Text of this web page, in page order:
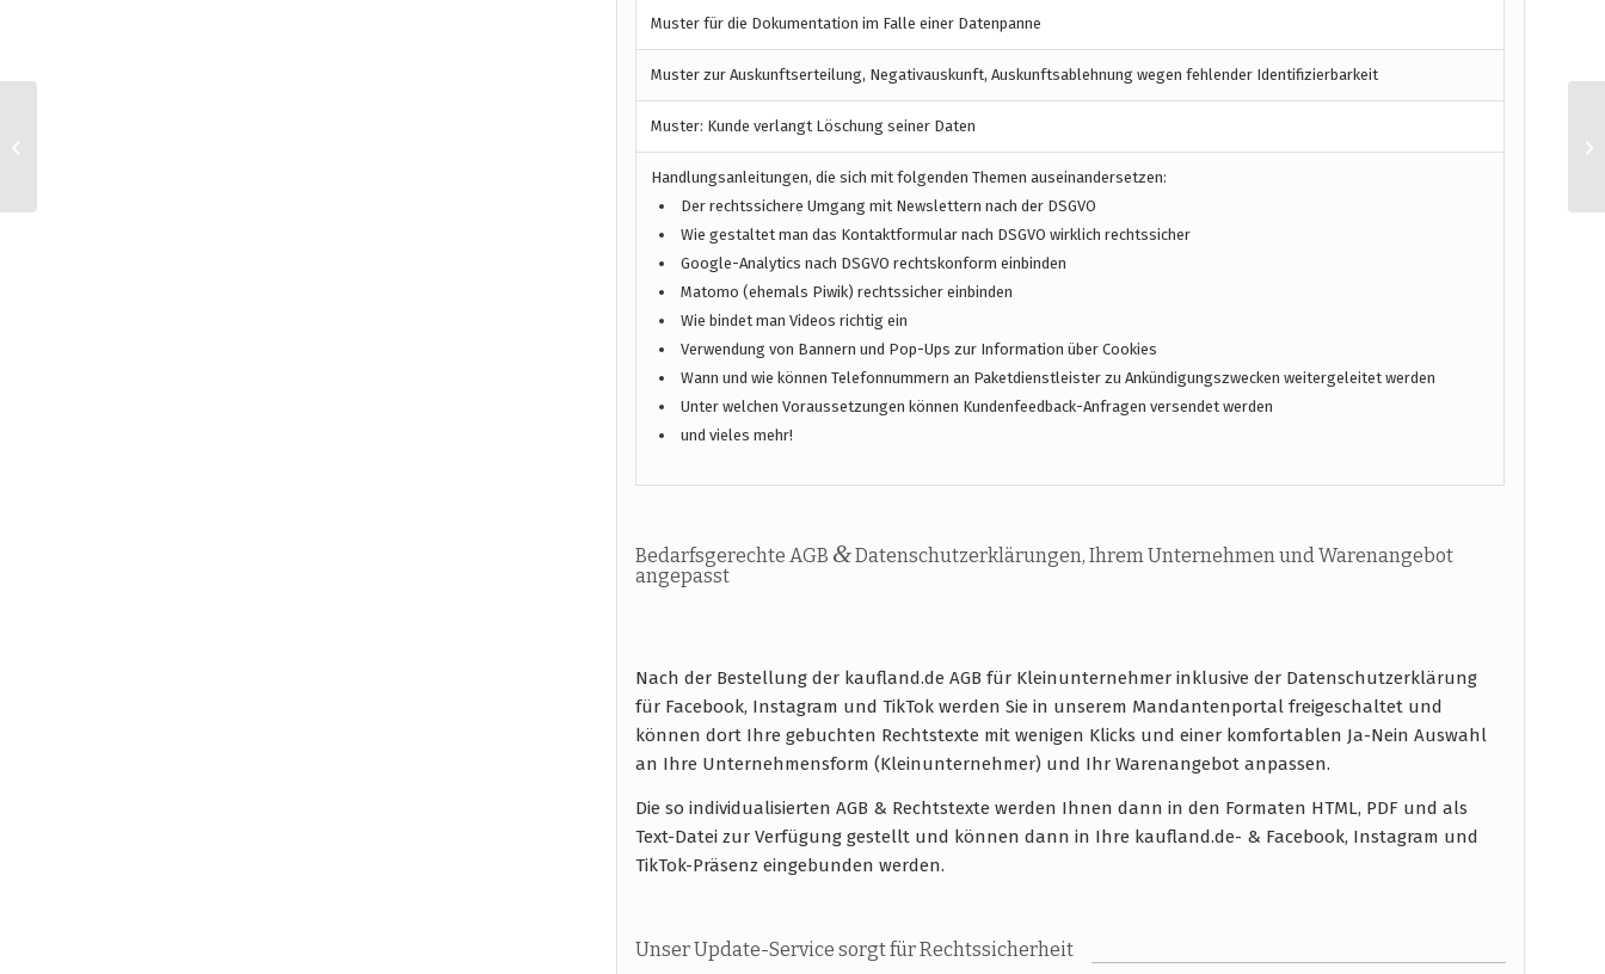
Muster für die Dokumentation im Falle einer Datenpanne
Muster zur Auskunftserteilung, Negativauskunft, Auskunftsablehnung wegen fehlender Identifizierbarkeit
Muster: Kunde verlangt Löschung seiner Daten
Handlungsanleitungen, die sich mit folgenden Themen auseinandersetzen:
Der rechtssichere Umgang mit Newslettern nach der DSGVO
Wie gestaltet man das Kontaktformular nach DSGVO wirklich rechtssicher
Google-Analytics nach DSGVO rechtskonform einbinden
Matomo (ehemals Piwik) rechtssicher einbinden
Wie bindet man Videos richtig ein
Verwendung von Bannern und Pop-Ups zur Information über Cookies
Wann und wie können Telefonnummern an Paketdienstleister zu Ankündigungszwecken weitergeleitet werden
Unter welchen Voraussetzungen können Kundenfeedback-Anfragen versendet werden
und vieles mehr!
Bedarfsgerechte AGB &Datenschutzerklärungen, Ihrem Unternehmen und Warenangebot
angepasst
Nach der Bestellung der kaufland.de AGB für Kleinunternehmer inklusive der Datenschutzerklärung
für Facebook, Instagram und TikTok werden Sie in unserem Mandantenportal freigeschaltet und
können dort Ihre gebuchten Rechtstexte mit wenigen Klicks und einer komfortablen Ja-Nein Auswahl
an Ihre Unternehmensform (Kleinunternehmer) und Ihr Warenangebot anpassen.
Die so individualisierten AGB & Rechtstexte werden Ihnen dann in den Formaten HTML, PDF und als
Text-Datei zur Verfügung gestellt und können dann in Ihre kaufland.de- & Facebook, Instagram und
TikTok-Präsenz eingebunden werden.
Unser Update-Service sorgt für Rechtssicherheit